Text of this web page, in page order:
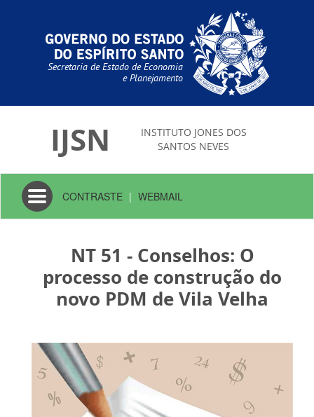
Secretaria de Estado de Economia
e Planejamento
IJSN
INSTITUTO JONES DOS
SANTOS NEVES
Toggle
navigation
CONTRASTE | WEBMAIL
NT 51 - Conselhos: O
processo de construção do
novo PDM de Vila Velha